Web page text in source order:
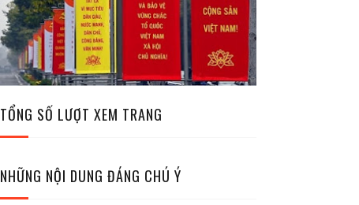
TỔNG SỐ LƯỢT XEM TRANG
NHỮNG NỘI DUNG ĐÁNG CHÚ Ý